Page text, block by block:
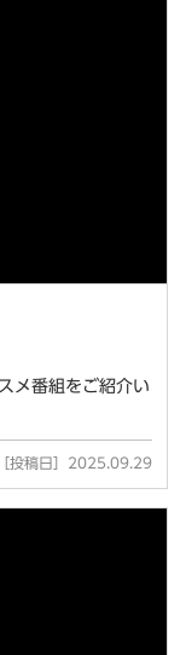
メ番組をご紹介い
投稿日］2025.09.29